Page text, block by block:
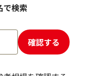
で検索
確認する